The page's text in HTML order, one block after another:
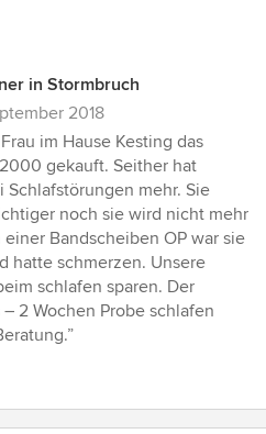
in Stormbruch
2018
im Hause Kesting das
gekauft. Seither hat
Schlafstörungen mehr. Sie
noch sie wird nicht mehr
Bandscheiben OP war sie
hatte schmerzen. Unsere
schlafen sparen. Der
2 Wochen Probe schlafen